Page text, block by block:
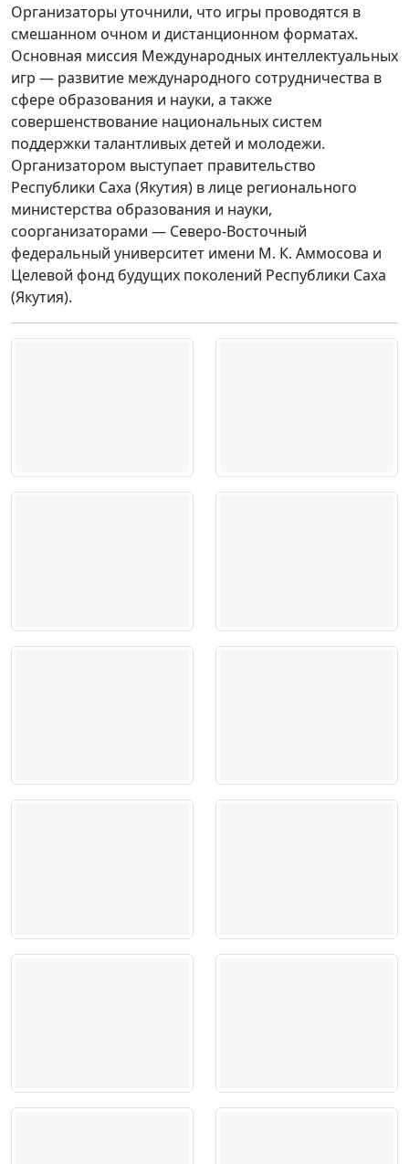
Организаторы уточнили, что игры проводятся в
смешанном очном и дистанционном форматах.
Основная миссия Международных интеллектуальных
игр — развитие международного сотрудничества в
сфере образования и науки, а также
совершенствование национальных систем
поддержки талантливых детей и молодежи.
Организатором выступает правительство
Республики Саха (Якутия) в лице регионального
министерства образования и науки,
соорганизаторами — Северо-Восточный
федеральный университет имени М. К. Аммосова и
Целевой фонд будущих поколений Республики Саха
(Якутия).